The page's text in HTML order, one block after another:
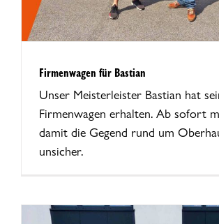
Firmenwagen für Bastian
Unser Meisterleister Bastian hat
Firmenwagen erhalten. Ab sofort
damit die Gegend rund um
unsicher.